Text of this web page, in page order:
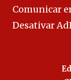
Comunicar
Desativar